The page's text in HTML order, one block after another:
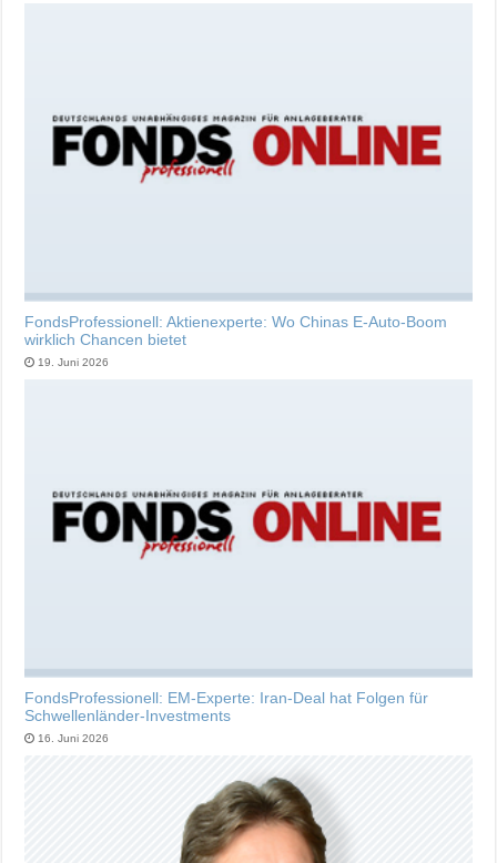
FondsProfessionell: Aktienexperte: Wo Chinas E-Auto-Boom
wirklich Chancen bietet
19. Juni 2026
FondsProfessionell: EM-Experte: Iran-Deal hat Folgen für
Schwellenländer-Investments
16. Juni 2026